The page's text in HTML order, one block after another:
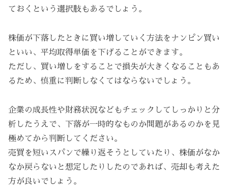
ておくという選択肢もあるでしょう。
株価が下落したときに買い増していく方法をナンピン買い
といい、平均取得単価を下げることができます。
ただし、買い増しをすることで損失が大きくなることもあ
るため、慎重に判断しなくてはならないでしょう。
企業の成長性や財務状況などもチェックしてしっかりと分
析したうえで、下落が一時的なものか問題があるのかを見
極めてから判断してください。
売買を短いスパンで繰り返そうとしていたり、株価がなか
なか戻らないと想定したりしたのであれば、売却も考えた
方が良いでしょう。